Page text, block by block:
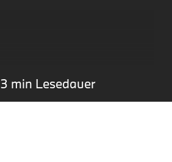
3 min Lesedauer